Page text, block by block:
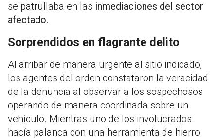
se patrullaba en las inmediaciones del sector
afectado.
Sorprendidos en flagrante delito
Al arribar de manera urgente al sitio indicado,
los agentes del orden constataron la veracidad
de la denuncia al observar a los sospechosos
operando de manera coordinada sobre un
vehículo. Mientras uno de los involucrados
hacía palanca con una herramienta de hierro